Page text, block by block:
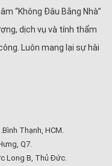
“Không Đâu Bằng Nhà”
dịch vụ và tính thẩm
Luôn mang lại sự hài
Thạnh, HCM.
Q7.
Long B, Thủ Đức.